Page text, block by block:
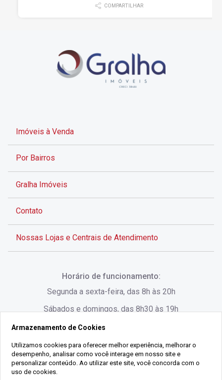
COMPARTILHAR
Imóveis à Venda
Por Bairros
Gralha Imóveis
Contato
Nossas Lojas e Centrais de Atendimento
Rua Lauro Linhares, 1080 - Trindade, Florianópolis -
SC
(48) 3220-1045
Horário de funcionamento:
Segunda a sexta-feira, das 8h às 20h
Sábados e domingos, das 8h30 às 19h
Armazenamento de Cookies
Utilizamos cookies para oferecer melhor experiência, melhorar o
desempenho, analisar como você interage em nosso site e
personalizar conteúdo. Ao utilizar este site, você concorda com o
uso de cookies.